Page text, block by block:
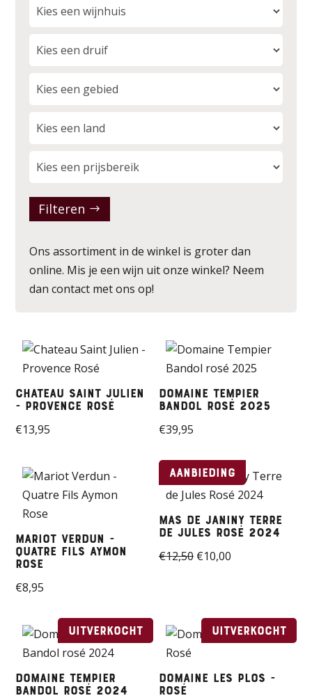
Filteren
Ons assortiment in de winkel is groter dan
online. Mis je een wijn uit onze winkel? Neem
dancontact met ons op!
Chateau Saint Julien
- Provence Rosé
€13,95
Domaine Tempier
Bandol rosé 2025
€39,95
Mariot Verdun -
Quatre Fils Aymon
Rose
€8,95
Aanbieding
Mas de Janiny Terre
de Jules Rosé 2024
€12,50 Oorspronkelijke
€10,00
Uitverkocht
Domaine Tempier
Bandol rosé 2024
Uitverkocht
Domaine Les Plos -
Rosé